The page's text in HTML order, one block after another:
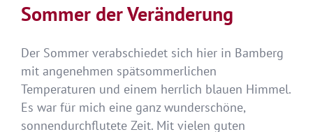
Sommer der Veränderung
Der Sommer verabschiedet sich hier in Bamberg
mit angenehmen spätsommerlichen
Temperaturen und einem herrlich blauen Himmel.
Es war für mich eine ganz wunderschöne,
sonnendurchflutete Zeit. Mit vielen guten